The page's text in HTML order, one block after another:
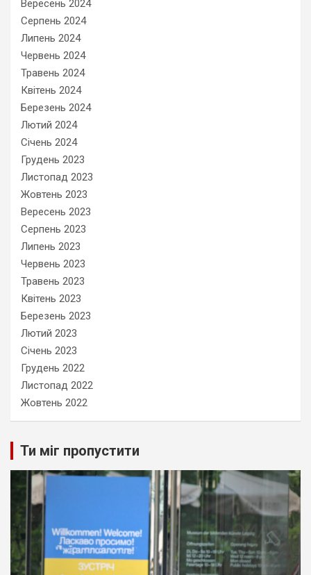
Вересень 2024
Серпень 2024
Липень 2024
Червень 2024
Травень 2024
Квітень 2024
Березень 2024
Лютий 2024
Січень 2024
Грудень 2023
Листопад 2023
Жовтень 2023
Вересень 2023
Серпень 2023
Липень 2023
Червень 2023
Травень 2023
Квітень 2023
Березень 2023
Лютий 2023
Січень 2023
Грудень 2022
Листопад 2022
Жовтень 2022
Ти міг пропустити